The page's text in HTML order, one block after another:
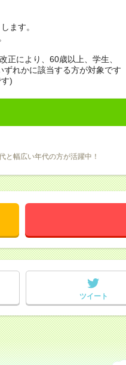
ます。
により、60歳以上、学生、
れかに該当する方が対象です
)
と幅広い年代の方が活躍中！
ツイート